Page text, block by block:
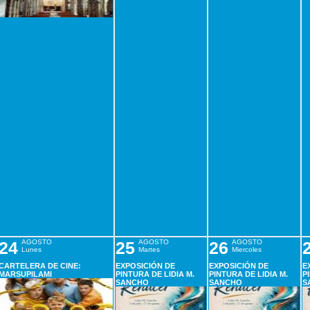
AGOSTO
Lunes
DE CINE:
25 AGOSTO
Martes
EXPOSICIÓN DE
PINTURA DE LIDIA M.
SANCHO
26 AGOSTO
Miercoles
EXPOSICIÓN DE
PINTURA DE LIDIA M.
SANCHO